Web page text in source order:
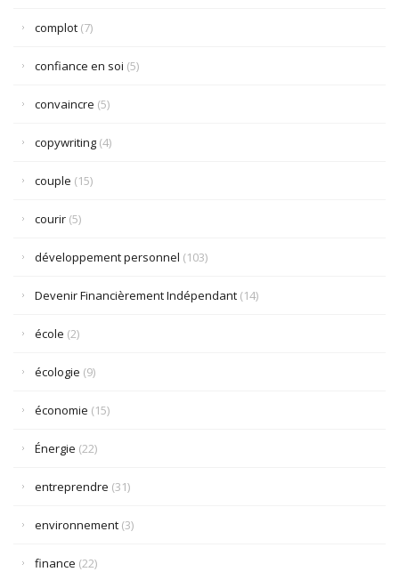
complot (7)
confiance en soi (5)
convaincre (5)
copywriting (4)
couple (15)
courir (5)
développement personnel (103)
Devenir Financièrement Indépendant (14)
école (2)
écologie (9)
économie (15)
Énergie (22)
entreprendre (31)
environnement (3)
finance (22)